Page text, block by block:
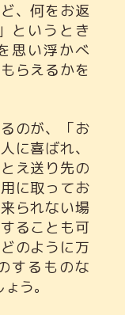
、何をお返
というとき
思い浮かべ
らえるかを
のが、「お
に喜ばれ、
え送り先の
に取ってお
られない場
ることも可
のように万
するものな
う。